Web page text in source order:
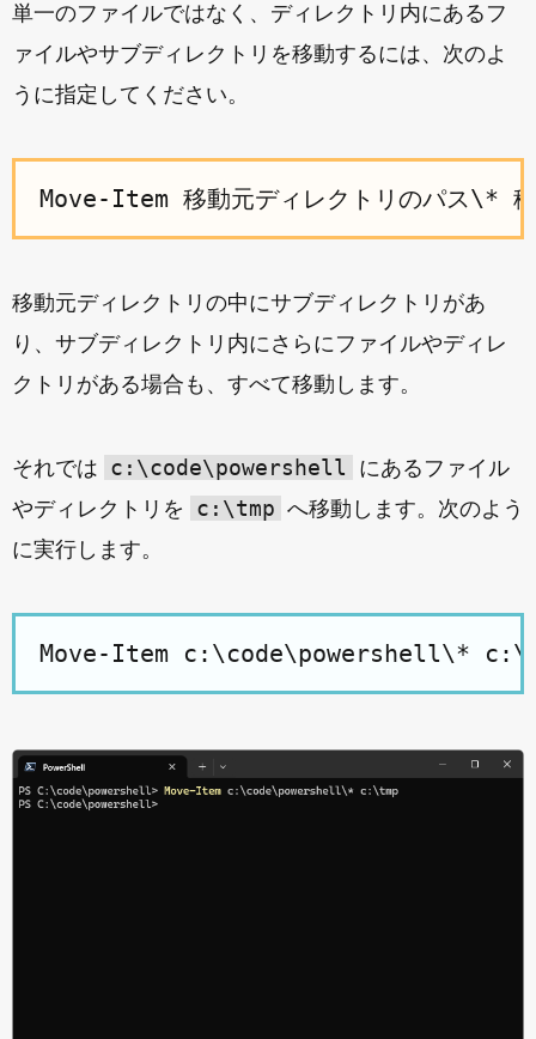
単一のファイルではなく、ディレクトリ内にあるフ
ァイルやサブディレクトリを移動するには、次のよ
うに指定してください。
移動元ディレクトリの中にサブディレクトリがあ
り、サブディレクトリ内にさらにファイルやディレ
クトリがある場合も、すべて移動します。
それでは c:\code\powershell
にあるファイル
やディレクトリを
c:\tmp へ移動します。次のよう
に実行します。